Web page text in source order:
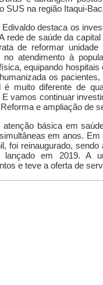
SUS na região Itaqui-
Edivaldo destaca os
rede de saúde da
de reformar
no atendimento à
equipando
os
é muito diferente de
E vamos continuar
Reforma e ampliação de
atenção básica em
em anos.
foi reinaugurado,
em 2019. A
e teve a oferta de